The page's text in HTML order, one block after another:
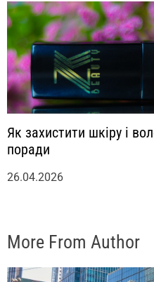
Як захистити шкіру і
поради
26.04.2026
More From Author